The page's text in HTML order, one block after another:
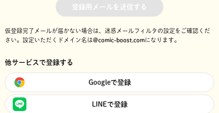
登録用メールを送信する
仮登録完了メールが届かない場合は、迷惑メールフィルタの設定をご確認くだ
さい。 設定いただくドメイン名は@comic-boost.comになります。
他サービスで登録する
Googleで登録
LINEで登録